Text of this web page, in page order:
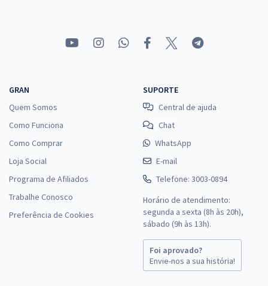
GRAN
Quem Somos
Como Funciona
Como Comprar
Loja Social
Programa de Afiliados
Trabalhe Conosco
Preferência de Cookies
SUPORTE
Central de ajuda
Chat
WhatsApp
E-mail
Telefone: 3003-0894
Horário de atendimento:
segunda a sexta (8h às 20h),
sábado (9h às 13h).
Foi aprovado?
Envie-nos a sua história!